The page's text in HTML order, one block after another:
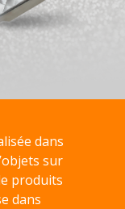
dans
sur
produits
dans